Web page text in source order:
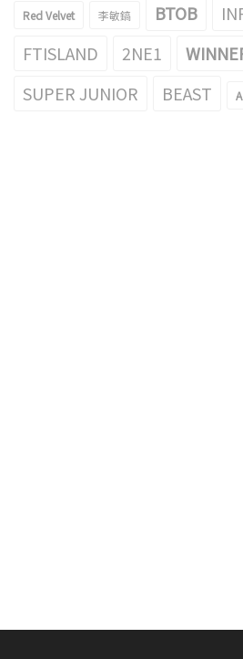
Red Velvet 李敏鎬 BTOB
FTISLAND
2NE1
SUPER JUNIOR BEAST